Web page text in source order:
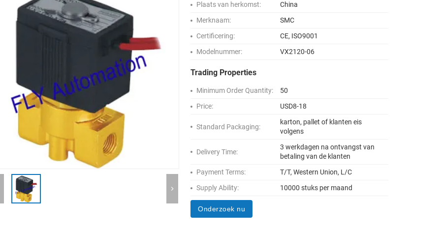
Plaats van herkomst:
China
Merknaam:
SMC
Certificering:
CE, ISO9001
Modelnummer:
VX2120-06
Trading Properties
Minimum Order Quantity:
50
Price:
USD8-18
Standard Packaging:
karton, pallet of klanten eis
volgens
Delivery Time:
3 werkdagen na ontvangst van
betaling van de klanten
Payment Terms:
T/T, Western Union, L/C
Supply Ability:
10000 stuks per maand
Onderzoek nu